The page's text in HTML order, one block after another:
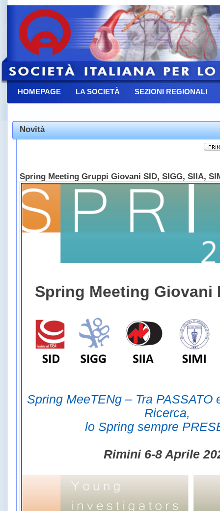
HOMEPAGE LA SOCIETÀ SEZIONI REGIONALI
Novità
Spring Meeting Gruppi Giovani SID, SIGG, SIIA,
Spring Meeting Giovani
Spring MeeTENg – Tra PASSATO
Ricerca,
lo Spring sempre
Rimini 6-8 Aprile